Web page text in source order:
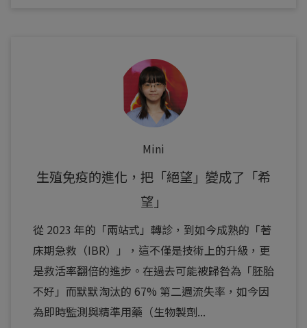
Mini
生殖免疫的進化，把「絕望」變成了「希
望」
從 2023 年的「兩站式」轉診，到如今成熟的「著
床期急救（IBR）」，這不僅是技術上的升級，更
是救活率翻倍的進步。在過去可能被歸咎為「胚胎
不好」而默默淘汰的 67% 第二週流失率，如今因
為即時監測與精準用藥（生物製劑...